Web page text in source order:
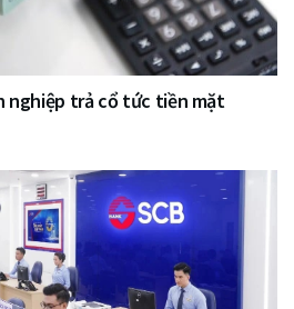
nghiệp trả cổ tức tiền mặt